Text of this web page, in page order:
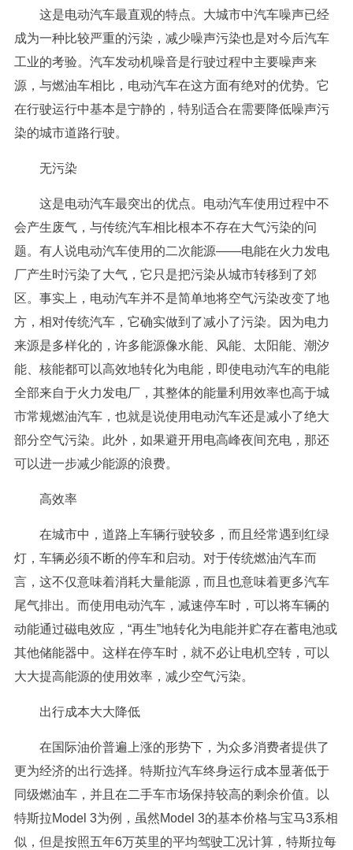
这是电动汽车最直观的特点。大城市中汽车噪声已经
成为一种比较严重的污染，减少噪声污染也是对今后汽车
工业的考验。汽车发动机噪音是行驶过程中主要噪声来
源，与燃油车相比，电动汽车在这方面有绝对的优势。它
在行驶运行中基本是宁静的，特别适合在需要降低噪声污
染的城市道路行驶。
无污染
这是电动汽车最突出的优点。电动汽车使用过程中不
会产生废气，与传统汽车相比根本不存在大气污染的问
题。有人说电动汽车使用的二次能源——电能在火力发电
厂产生时污染了大气，它只是把污染从城市转移到了郊
区。事实上，电动汽车并不是简单地将空气污染改变了地
方，相对传统汽车，它确实做到了减小了污染。因为电力
来源是多样化的，许多能源像水能、风能、太阳能、潮汐
能、核能都可以高效地转化为电能，即使电动汽车的电能
全部来自于火力发电厂，其整体的能量利用效率也高于城
市常规燃油汽车，也就是说使用电动汽车还是减小了绝大
部分空气污染。此外，如果避开用电高峰夜间充电，那还
可以进一步减少能源的浪费。
高效率
在城市中，道路上车辆行驶较多，而且经常遇到红绿
灯，车辆必须不断的停车和启动。对于传统燃油汽车而
言，这不仅意味着消耗大量能源，而且也意味着更多汽车
尾气排出。而使用电动汽车，减速停车时，可以将车辆的
动能通过磁电效应，“再生”地转化为电能并贮存在蓄电池或
其他储能器中。这样在停车时，就不必让电机空转，可以
大大提高能源的使用效率，减少空气污染。
出行成本大大降低
在国际油价普遍上涨的形势下，为众多消费者提供了
更为经济的出行选择。特斯拉汽车终身运行成本显著低于
同级燃油车，并且在二手车市场保持较高的剩余价值。以
特斯拉Model 3为例，虽然Model 3的基本价格与宝马3系相
似，但是按照五年6万英里的平均驾驶工况计算，特斯拉每